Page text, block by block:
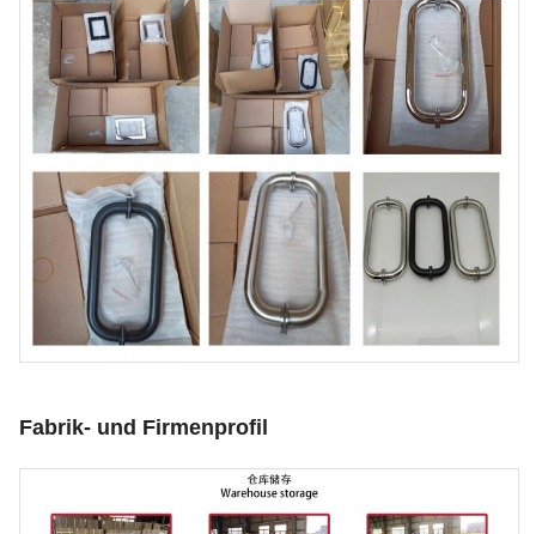
Fabrik- und Firmenprofil